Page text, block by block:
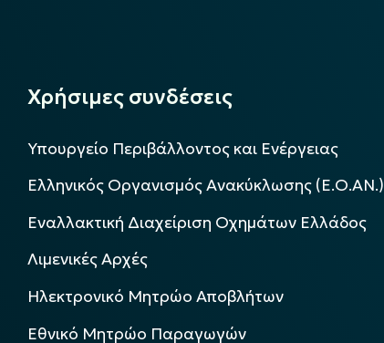
Χρήσιμες συνδέσεις
Υπουργείο Περιβάλλοντος και Ενέργειας
Ελληνικός Οργανισμός Ανακύκλωσης (Ε.Ο.ΑΝ.)
Εναλλακτική Διαχείριση Οχημάτων Ελλάδος
Λιμενικές Αρχές
Ηλεκτρονικό Μητρώο Αποβλήτων
Εθνικό Μητρώο Παραγωγών